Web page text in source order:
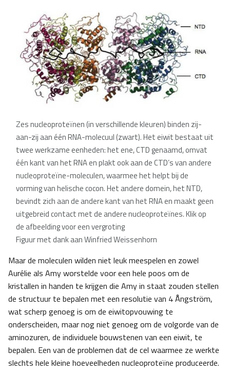
Zes nucleoproteïnen (in verschillende kleuren) binden zij-
aan-zij aan één RNA-molecuul (zwart). Het eiwit bestaat uit
twee werkzame eenheden: het ene, CTD genaamd, omvat
één kant van het RNA en plakt ook aan de CTD’s van andere
nucleoproteïne-moleculen, waarmee het helpt bij de
vorming van helische cocon. Het andere domein, het NTD,
bevindt zich aan de andere kant van het RNA en maakt geen
uitgebreid contact met de andere nucleoproteïnes.Klik op
de afbeelding voor een vergroting
Figuur met dank aan Winfried Weissenhorn
Maar de moleculen wilden niet leuk meespelen en zowel
Aurélie als Amy worstelde voor een hele poos om de
kristallen in handen te krijgen die Amy in staat zouden stellen
de structuur te bepalen met een resolutie van 4 Ångström,
wat scherp genoeg is om de eiwitopvouwing te
onderscheiden, maar nog niet genoeg om de volgorde van de
aminozuren, de individuele bouwstenen van een eiwit, te
bepalen. Een van de problemen dat de cel waarmee ze werkte
slechts hele kleine hoeveelheden nucleoproteïne produceerde.